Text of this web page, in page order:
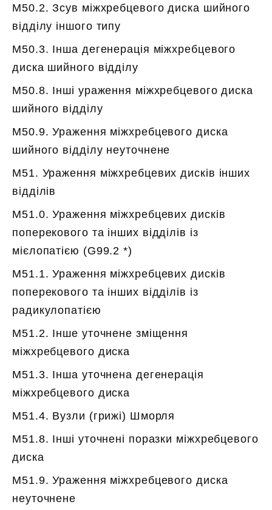
M50.2. Зсув міжхребцевого диска шийного
відділу іншого типу
M50.3. Інша дегенерація міжхребцевого
диска шийного відділу
M50.8. Інші ураження міжхребцевого диска
шийного відділу
M50.9. Ураження міжхребцевого диска
шийного відділу неуточнене
M51. Ураження міжхребцевих дисків інших
відділів
M51.0. Ураження міжхребцевих дисків
поперекового та інших відділів із
мієлопатією (G99.2 *)
M51.1. Ураження міжхребцевих дисків
поперекового та інших відділів із
радикулопатією
M51.2. Інше уточнене зміщення
міжхребцевого диска
M51.3. Інша уточнена дегенерація
міжхребцевого диска
M51.4. Вузли (грижі) Шморля
M51.8. Інші уточнені поразки міжхребцевого
диска
M51.9. Ураження міжхребцевого диска
неуточнене